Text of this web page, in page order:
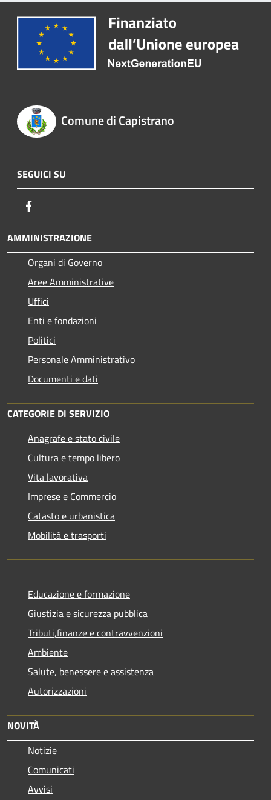
Comune di Capistrano
SEGUICI SU
AMMINISTRAZIONE
Organi di Governo
Aree Amministrative
Uffici
Enti e fondazioni
Politici
Personale Amministrativo
Documenti e dati
CATEGORIE DI SERVIZIO
Anagrafe e stato civile
Cultura e tempo libero
Vita lavorativa
Imprese e Commercio
Catasto e urbanistica
Mobilità e trasporti
Educazione e formazione
Giustizia e sicurezza pubblica
Tributi,finanze e contravvenzioni
Ambiente
Salute, benessere e assistenza
Autorizzazioni
NOVITÀ
Notizie
Comunicati
Avvisi